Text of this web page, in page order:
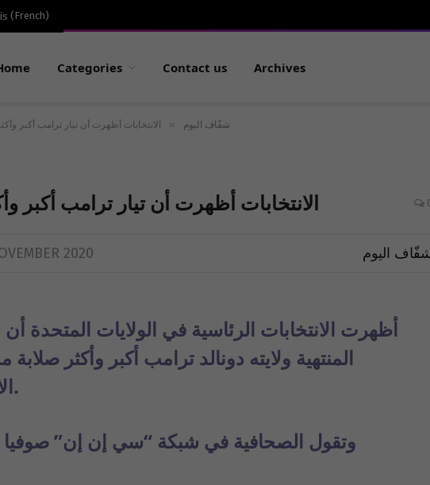
(French)
Categories Contact us Archives
شفّاف اليوم » الانتخابات أظهرت أن تيار ترامب أكبر
الانتخابات أظهرت أن تيار ترامب أكبر
2020 اليوم
أظهرت الانتخابات الرئاسية في الولايات المتحدة
المنتهية ولايته دونالد ترامب أكبر وأكثر
الانتخابات، مهما جاءت نتيجتها.
وتقول الصحافية في شبكة “سي إن إن” صوفيا